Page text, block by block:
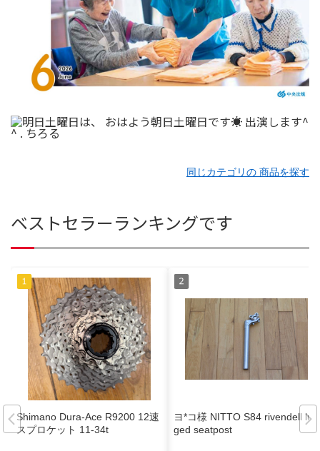
同じカテゴリの 商品を探す
ベストセラーランキングです
Shimano Dura-Ace R9200 12速
スプロケット 11-34t
ヨ*コ様 NITTO S84 rivendell lug
ged seatpost